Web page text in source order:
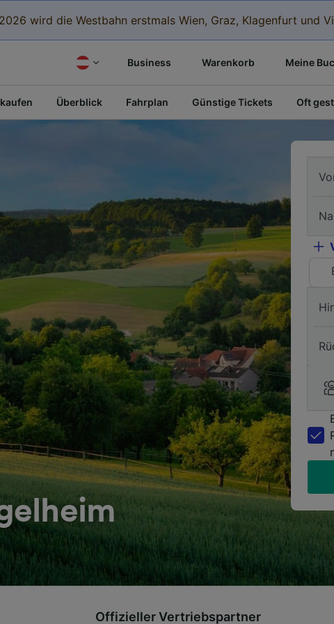
wird die Westbahn erstmals Wien, Graz, Klagenfurt und
Business Warenkorb Meine
Überblick Fahrplan Günstige Tickets Oft
Offizieller Vertriebspartner